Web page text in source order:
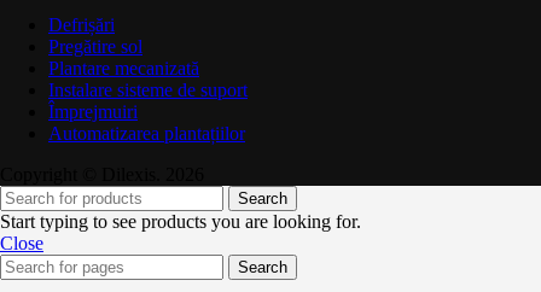
Defrișări
Pregătire sol
Plantare mecanizată
Instalare sisteme de suport
Împrejmuiri
Automatizarea plantațiilor
Search
Start typing to see products you are looking for.
Close
Search